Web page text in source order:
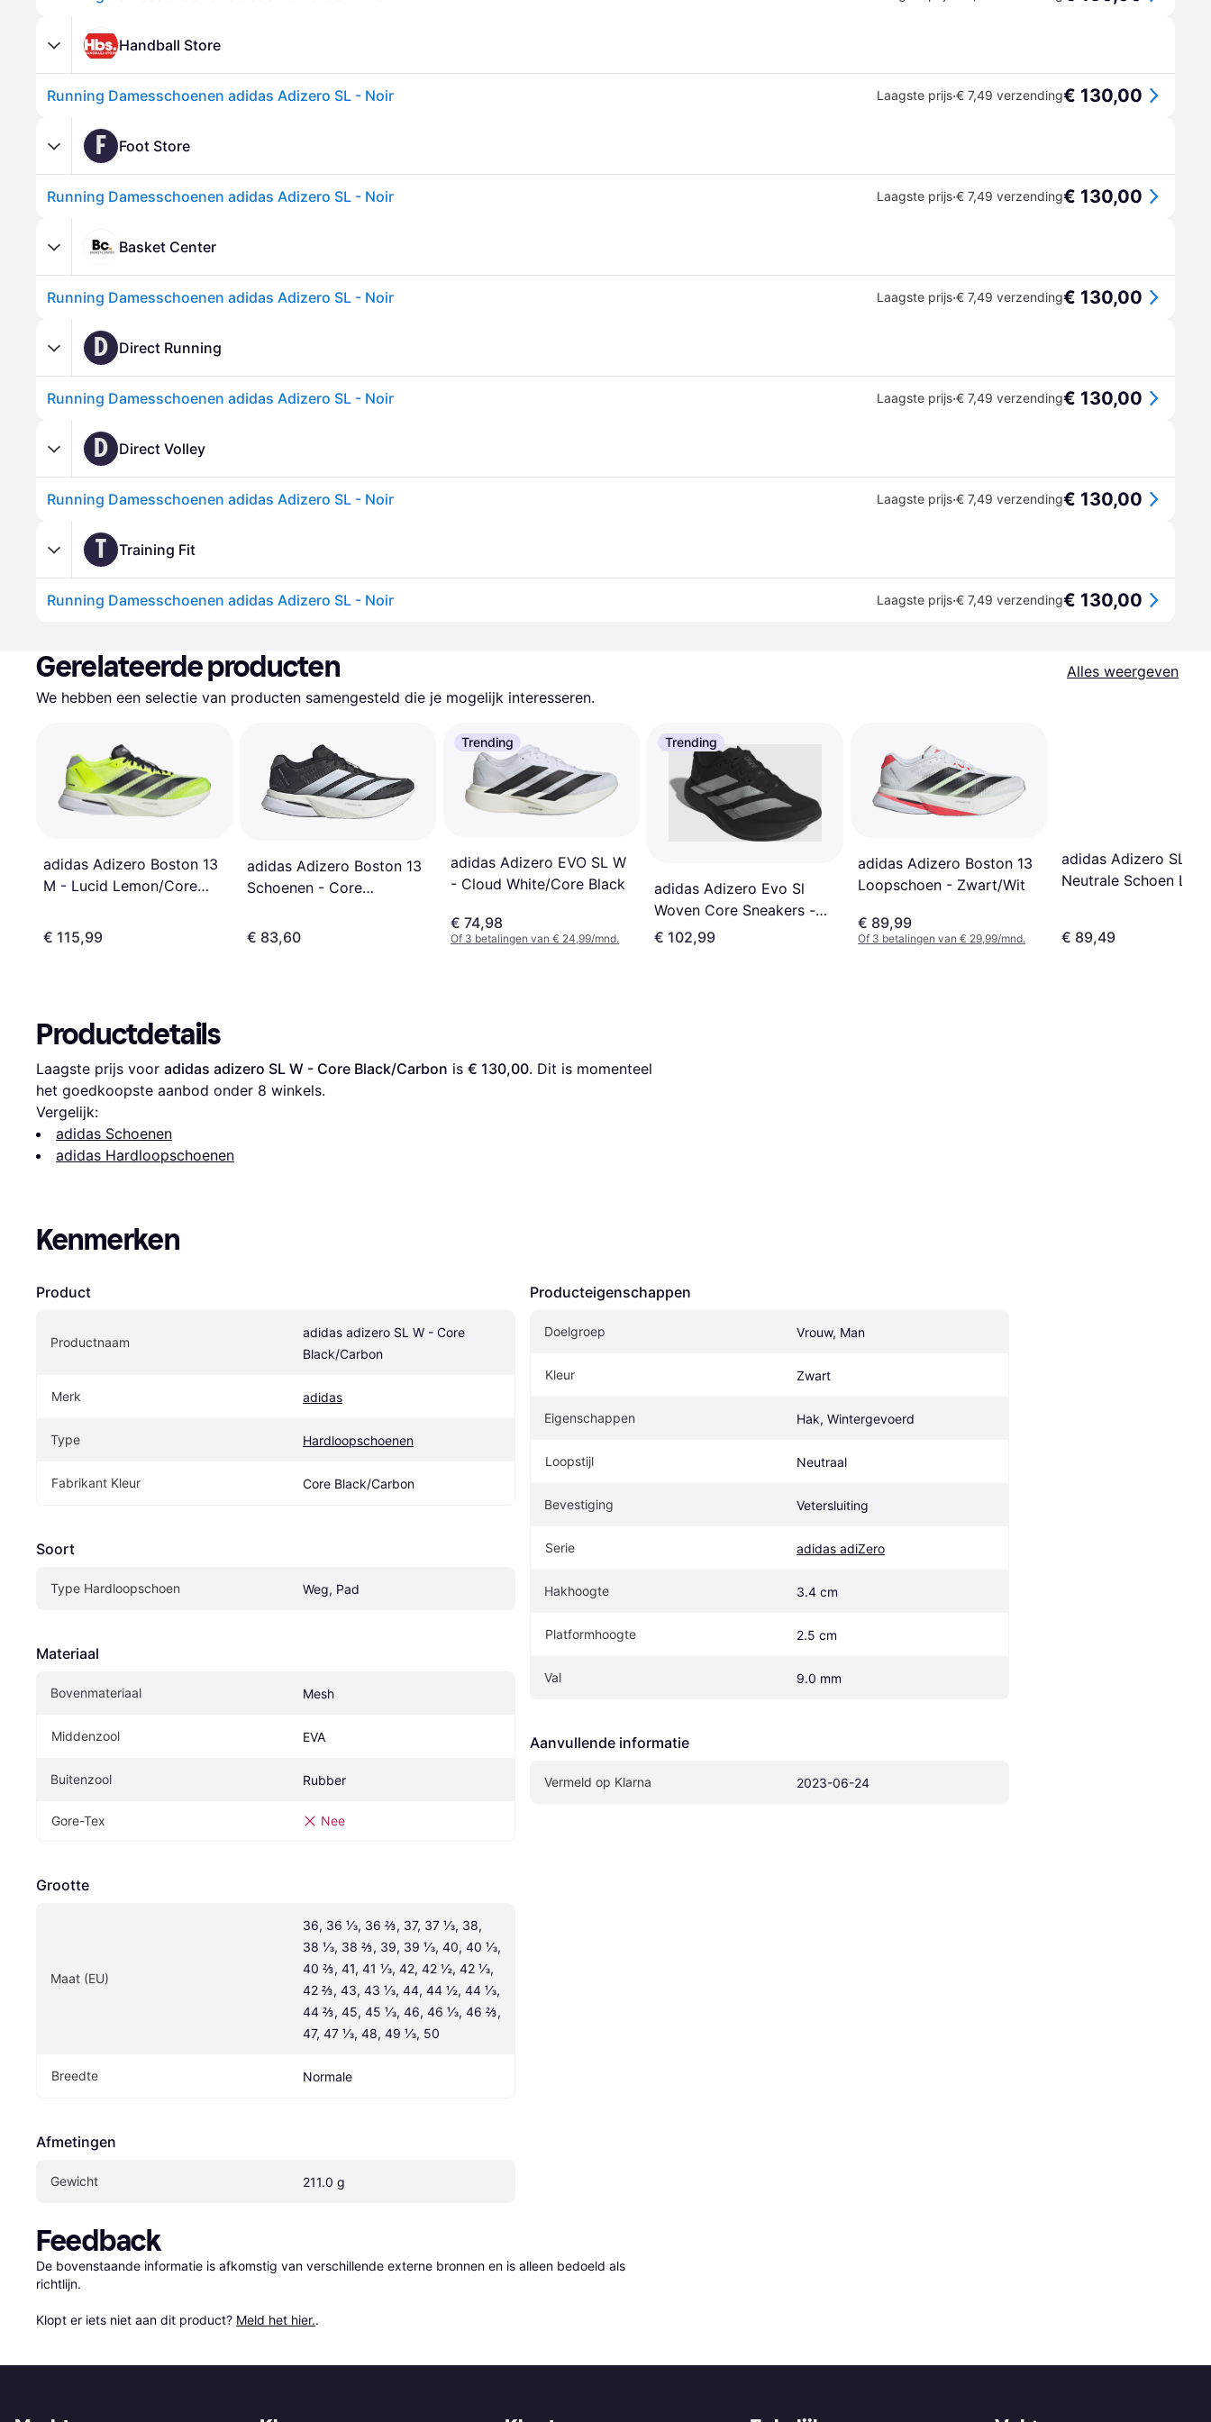
Handball Store
Running Damesschoenen adidas Adizero SL - Noir Laagste prijs·€ 7,49 verzending€ 130,00
F Foot Store
Running Damesschoenen adidas Adizero SL - Noir Laagste prijs·€ 7,49 verzending€ 130,00
Basket Center
Running Damesschoenen adidas Adizero SL - Noir Laagste prijs·€ 7,49 verzending€ 130,00
D Direct Running
Running Damesschoenen adidas Adizero SL - Noir Laagste prijs·€ 7,49 verzending€ 130,00
D Direct Volley
Running Damesschoenen adidas Adizero SL - Noir Laagste prijs·€ 7,49 verzending€ 130,00
T Training Fit
Running Damesschoenen adidas Adizero SL - Noir Laagste prijs·€ 7,49 verzending€ 130,00
Gerelateerde producten
Alles weergeven
We hebben een selectie van producten samengesteld die je mogelijk interesseren.
adidas Adizero Boston 13
M - Lucid Lemon/Core
€ 115,99
adidas Adizero Boston 13
Schoenen - Core
€ 83,60
Trending
adidas Adizero EVO SL W
- Cloud White/Core Black
€ 74,98
Of 3 betalingen van € 24,99/mnd.
Trending
adidas Adizero Evo Sl
Woven Core Sneakers -
Black/Silver
€ 102,99
adidas Adizero Boston 13
Loopschoen - Zwart/Wit
€ 89,99
Of 3 betalingen van € 29,99/mnd.
adidas Adizero SL 2
Neutrale Schoen
€ 89,49
Productdetails
Laagste prijs voor adidas adizero SL W - Core Black/Carbon is € 130,00. Dit is momenteel
het goedkoopste aanbod onder 8 winkels.
Vergelijk:
adidas Schoenen
adidas Hardloopschoenen
Kenmerken
Product
Productnaam
adidas adizero SL W - Core
Black/Carbon
Merk adidas
Type Hardloopschoenen
Fabrikant Kleur Core Black/Carbon
Soort
Type Hardloopschoen Weg, Pad
Materiaal
Bovenmateriaal Mesh
Middenzool EVA
Buitenzool Rubber
Gore-Tex Nee
Grootte
Maat (EU)
36, 36 ⅓, 36 ⅔, 37, 37 ⅓, 38,
38 ⅓, 38 ⅔, 39, 39 ⅓, 40, 40 ⅓,
40 ⅔, 41, 41 ⅓, 42, 42 ½, 42 ⅓,
42 ⅔, 43, 43 ⅓, 44, 44 ½, 44 ⅓,
44 ⅔, 45, 45 ⅓, 46, 46 ⅓, 46 ⅔,
47, 47 ⅓, 48, 49 ⅓, 50
Breedte Normale
Afmetingen
Gewicht 211.0 g
Producteigenschappen
Doelgroep Vrouw, Man
Kleur Zwart
Eigenschappen Hak, Wintergevoerd
Loopstijl Neutraal
Bevestiging Vetersluiting
Serie adidas adiZero
Hakhoogte 3.4 cm
Platformhoogte 2.5 cm
Val 9.0 mm
Aanvullende informatie
Vermeld op Klarna 2023-06-24
Feedback
De bovenstaande informatie is afkomstig van verschillende externe bronnen en is alleen bedoeld als
richtlijn.
Klopt er iets niet aan dit product? Meld het hier..